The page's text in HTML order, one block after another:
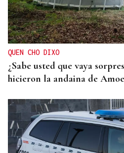
QUEN CHO DIXO
¿Sabe usted que vaya
hicieron la andaina de